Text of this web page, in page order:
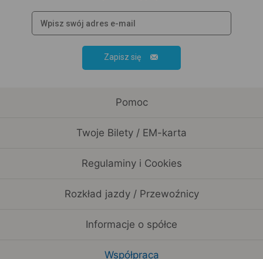
Zapisz się
Pomoc
Twoje Bilety / EM-karta
Regulaminy i Cookies
Rozkład jazdy / Przewoźnicy
Informacje o spółce
Współpraca